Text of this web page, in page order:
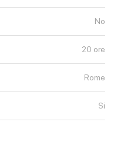
No
20 ore
Rome
Si